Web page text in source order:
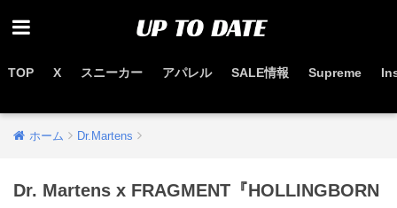
TOP X スニーカー アパレル SALE情報 Supreme
ホーム Dr.Martens
Dr. Martens x FRAGMENT『HOLLINGBORN